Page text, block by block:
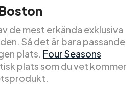
de mest erkända exklusiva
Så det är bara passande
plats. Four Seasons
plats som du vet kommer